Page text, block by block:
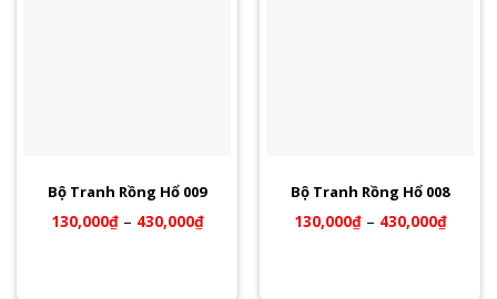
Bộ Tranh Rồng Hổ 009
130,000₫– 430,000₫
Bộ Tranh Rồng Hổ 008
130,000₫– 430,000₫